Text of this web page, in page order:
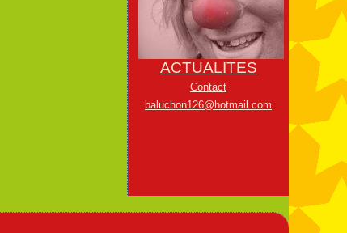
ACTUALITES
Contact
baluchon126@hotmail.com